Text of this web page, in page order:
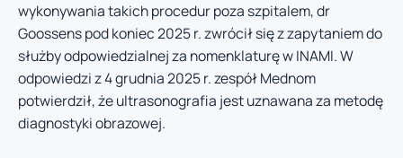
wykonywania takich procedur poza szpitalem, dr
Goossens pod koniec 2025 r. zwrócił się z zapytaniem do
służby odpowiedzialnej za nomenklaturę w INAMI. W
odpowiedzi z 4 grudnia 2025 r. zespół Mednom
potwierdził, że ultrasonografia jest uznawana za metodę
diagnostyki obrazowej.